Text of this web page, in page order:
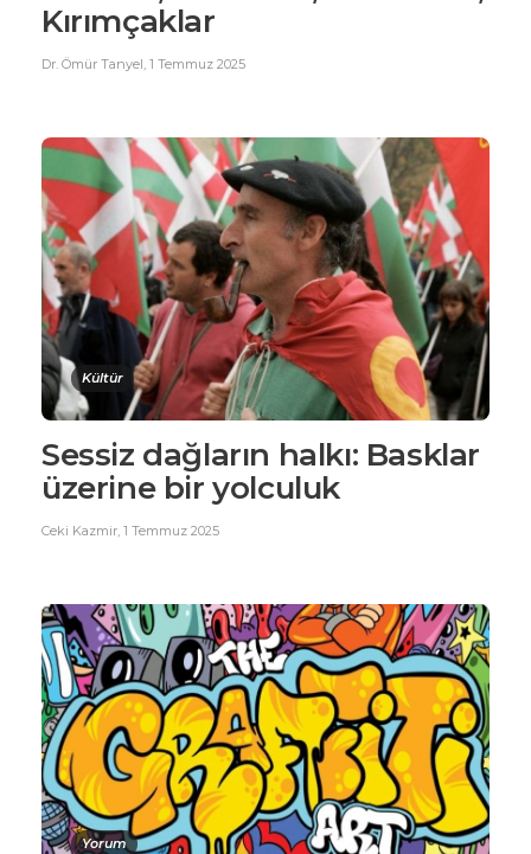
Kırımçaklar
Dr. Ömür Tanyel, 1 Temmuz 2025
Kültür
Sessiz dağların halkı: Basklar
üzerine bir yolculuk
Ceki Kazmir 1 Temmuz 2025
Yorum